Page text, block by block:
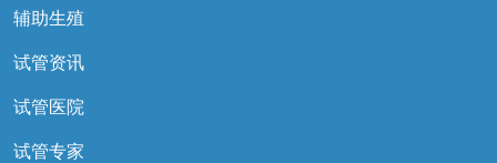
辅助生殖
试管资讯
试管医院
试管专家